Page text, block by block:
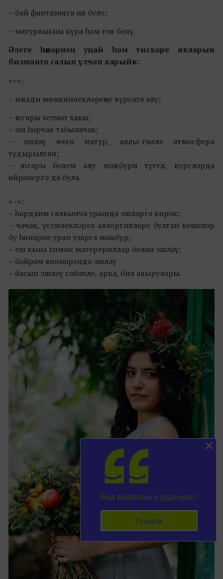
– бай фантазиягә ия булу;
– матурлыкны күрә һәм тоя белү.
Әлеге һөнәрнең уңай һәм тискәре якларын
бизмәнгә салып үлчәп карыйк:
«+»:
– иҗади мөмкинлекләреңне күрсәтә алу;
– югары хезмәт хакы;
– эш һәрчак табылачак;
– эшләү өчен матур, аллы-гөлле атмосфера
тудырылган;
– югары белем алу мәҗбүри түгел, курсларда
өйрәнергә дә була.
«–»:
– һәрдаим салкынча урында эшләргә кирәк;
– чәчәк, үсемлекләргә аллергияләре булган кешеләр
бу һөнәрне урап узарга мәҗбүр;
– еш кына химик матерериллар белән эшләү;
– бәйрәм көннәрендә эшләү
– басып эшләү сәбәпле, арка, бил авырулары.
Яңа видеоны күрдеңме?
Тулырак